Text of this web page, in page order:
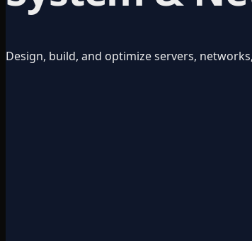
Design, build, and optimize servers,